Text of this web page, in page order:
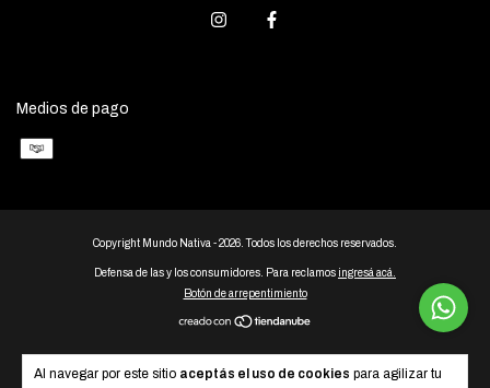
Al navegar por este sitio aceptás el uso de cookies para agilizar tu
Medios de pago
Copyright Mundo Nativa - 2026. Todos los derechos reservados.
Defensa de las y los consumidores. Para reclamos ingresá acá.
Botón de arrepentimiento